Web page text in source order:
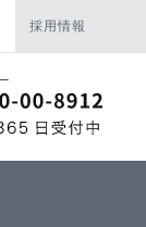
採用情報